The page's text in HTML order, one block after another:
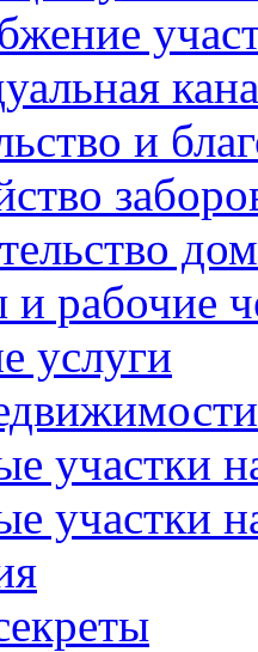
и
рабочие
услуги
участки
участки